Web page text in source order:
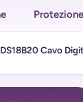
Protezione
Cavo